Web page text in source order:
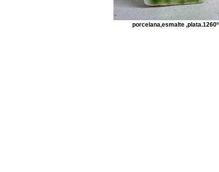
porcelana,esmalte ,plata.1260º